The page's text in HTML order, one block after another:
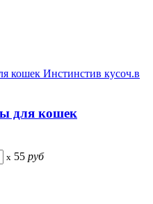
для кошек
x 55 руб